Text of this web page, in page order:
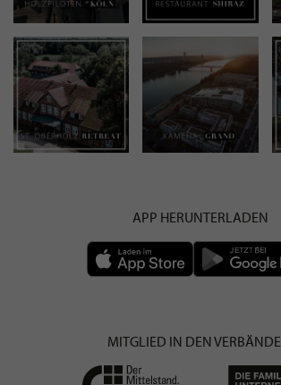
APP HERUNTERLADEN
MITGLIED IN DEN